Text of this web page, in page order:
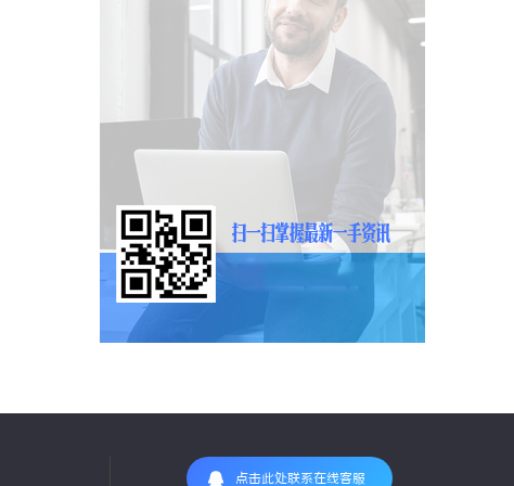
点击此处联系在线客服